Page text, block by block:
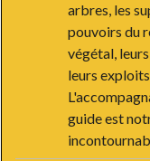
arbres, les
pouvoirs du
végétal,
leurs exploits
guide est